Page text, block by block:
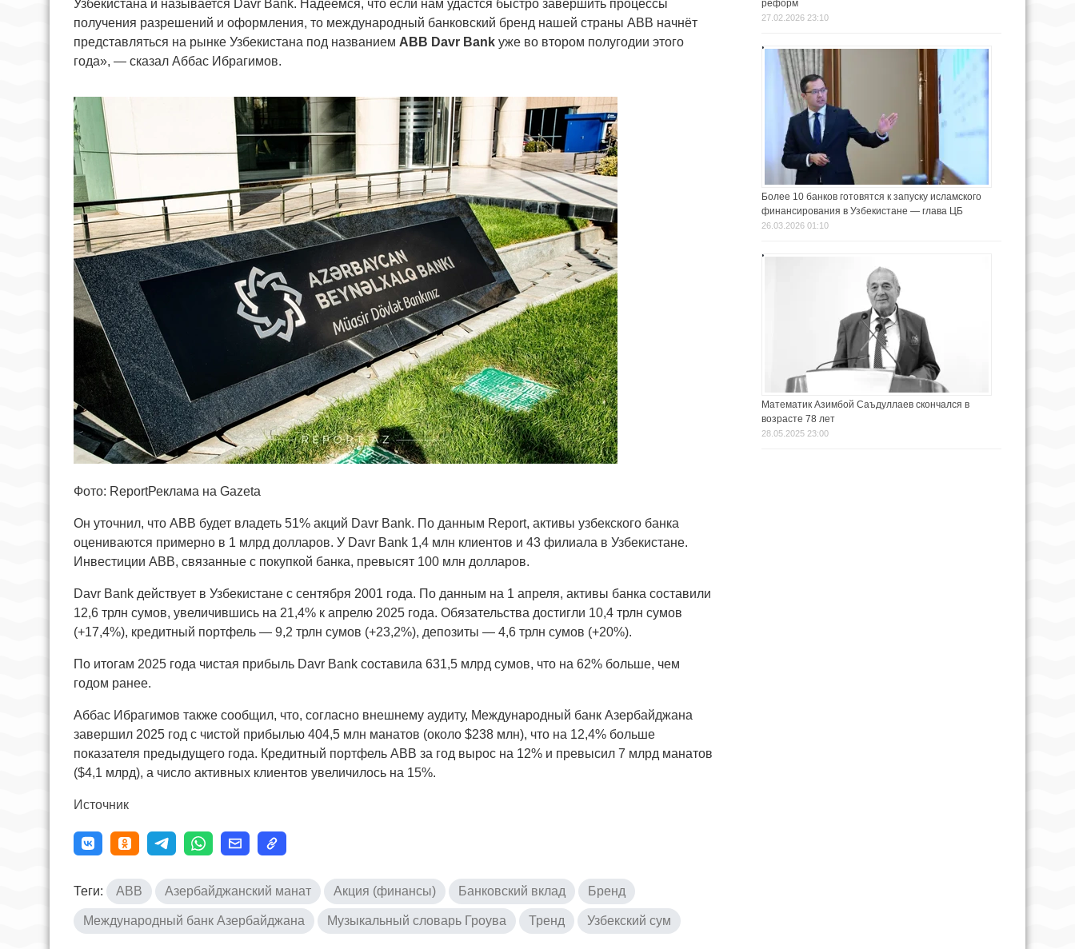
Узбекистана и называется Davr Bank. Надеемся, что если нам удастся быстро завершить процессы
получения разрешений и оформления, то международный банковский бренд нашей страны ABB начнёт
представляться на рынке Узбекистана под названием ABB Davr Bank уже во втором полугодии этого
года», — сказал Аббас Ибрагимов.
Фото: ReportРеклама на Gazeta
Он уточнил, что ABB будет владеть 51% акций Davr Bank. По данным Report, активы узбекского банка
оцениваются примерно в 1 млрд долларов. У Davr Bank 1,4 млн клиентов и 43 филиала в Узбекистане.
Инвестиции ABB, связанные с покупкой банка, превысят 100 млн долларов.
Davr Bank действует в Узбекистане с сентября 2001 года. По данным на 1 апреля, активы банка составили
12,6 трлн сумов, увеличившись на 21,4% к апрелю 2025 года. Обязательства достигли 10,4 трлн сумов
(+17,4%), кредитный портфель — 9,2 трлн сумов (+23,2%), депозиты — 4,6 трлн сумов (+20%).
По итогам 2025 года чистая прибыль Davr Bank составила 631,5 млрд сумов, что на 62% больше, чем
годом ранее.
Аббас Ибрагимов также сообщил, что, согласно внешнему аудиту, Международный банк Азербайджана
завершил 2025 год с чистой прибылью 404,5 млн манатов (около $238 млн), что на 12,4% больше
показателя предыдущего года. Кредитный портфель ABB за год вырос на 12% и превысил 7 млрд манатов
($4,1 млрд), а число активных клиентов увеличилось на 15%.
Источник
Теги: ABB Азербайджанский манат Акция (финансы) Банковский вклад Бренд
Международный банк Азербайджана Музыкальный словарь Гроува Тренд Узбекский сум
реформ
27.02.2026 23:10
Более 10 банков готовятся к запуску исламского
финансирования в Узбекистане — глава ЦБ
26.03.2026 01:10
Математик Азимбой Саъдуллаев скончался в
возрасте 78 лет
28.05.2025 23:00